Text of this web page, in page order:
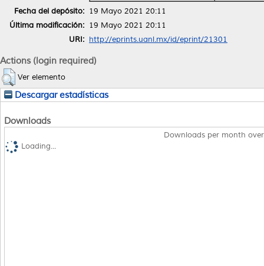
Fecha del depósito: 19 Mayo 2021 20:11
Última modificación: 19 Mayo 2021 20:11
URI: http://eprints.uanl.mx/id/eprint/21301
Actions (login required)
Ver elemento
Descargar estadísticas
Downloads
Downloads per month
Loading...